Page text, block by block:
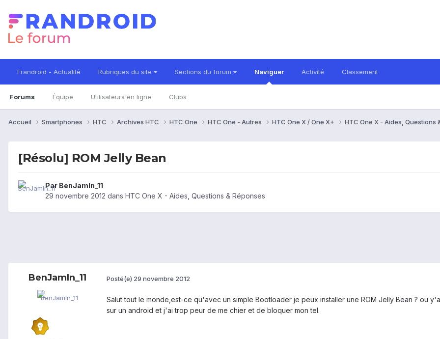
Frandroid - Actualité Rubriques du site Sections du forum Naviguer
Forums Équipe Utilisateurs en ligne Clubs
Activité Classement
Accueil Smartphones HTC Archives HTC HTC One HTC One - Autres HTC One X / One X+ HTC One X - Aides, Questions
[Résolu] ROM Jelly Bean
Par BenJamIn_11
29 novembre 2012 dans HTC One X - Aides, Questions & Réponses
BenJamIn_11 Posté(e) 29 novembre 2012
Salut tout le monde,est-ce qu'avec un simple Bootloader je peux installer une ROM Jelly Bean ? ou
sur un android et j'ai trop peur de me chier et de bloquer mon tel.